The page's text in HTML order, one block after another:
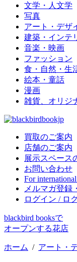
文学・人文学
写真
アート・デザ
建築・インテ
音楽・映画
ファッション
食・自然・生
絵本・童話
漫画
雑貨、オリジ
買取のご案内
店舗のご案内
展示スペース
お問い合わせ
For
メルマガ登録
ログイン / ロ
blackbird booksで
オープンする花店
ホーム / アート・